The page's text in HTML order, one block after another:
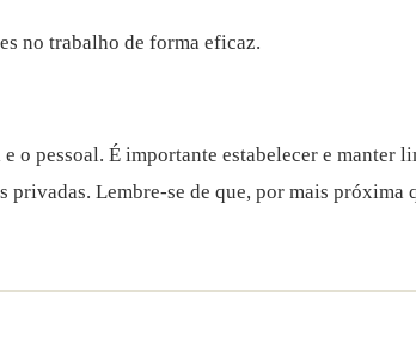
no trabalho de forma eficaz.
pessoal. É importante estabelecer e manter
Lembre-se de que, por mais próxima